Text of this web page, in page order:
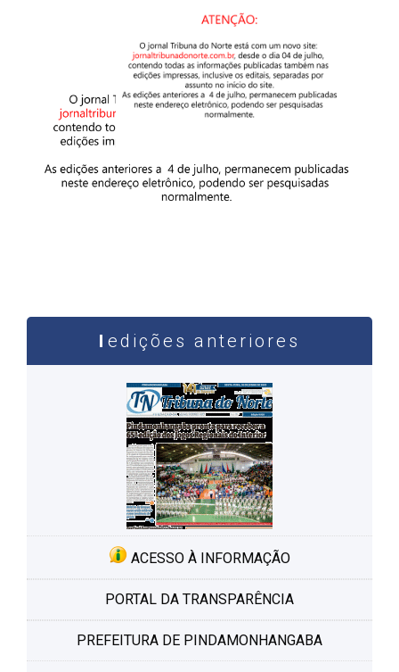
edições anteriores
ACESSO À INFORMAÇÃO
PORTAL DA TRANSPARÊNCIA
PREFEITURA DE PINDAMONHANGABA